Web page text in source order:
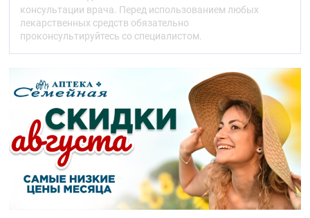
консультации врача. Перед использованием любых
лекарственных средств обязательно
проконсультируйтесь со специалистом.